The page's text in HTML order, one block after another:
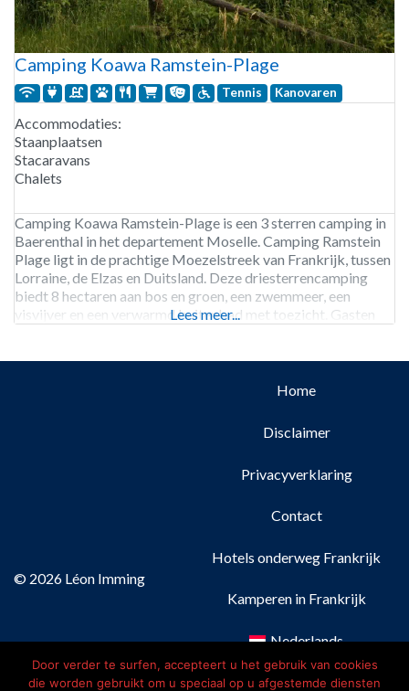
Camping Koawa Ramstein-Plage
Tennis Kanovaren
Accommodaties:
Staanplaatsen
Stacaravans
Chalets
Camping Koawa Ramstein-Plage is een 3 sterren camping in
Baerenthal in het departement Moselle. Camping Ramstein
Plage ligt in de prachtige Moezelstreek van Frankrijk, tussen
Lorraine, de Elzas en Duitsland. Deze driesterrencamping
biedt 8 hectaren aan bos en groen, een zwemmeer, een
visvijver en een verwarmd buitenbad met toezicht. Gasten
Lees meer...
© 2026 Léon Imming
Home
Disclaimer
Privacyverklaring
Contact
Hotels onderweg Frankrijk
Kamperen in Frankrijk
Nederlands
Français(Frans)
Door verder te surfen, accepteert u het gebruik van cookies
die worden gebruikt om u speciaal op u afgestemde diensten